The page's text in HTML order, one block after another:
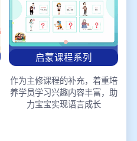
启蒙课程系列
作为主修课程的补充，着重培
养学员学习兴趣内容丰富，助
力宝宝实现语言成长